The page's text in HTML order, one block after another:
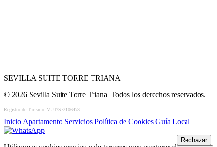
SEVILLA SUITE TORRE TRIANA
© 2026 Sevilla Suite Torre Triana. Todos los derechos reservados.
Registro de Turismo: VUT/SE/106473
Inicio Apartamento Servicios Política de Cookies Guía Local
Rechazar